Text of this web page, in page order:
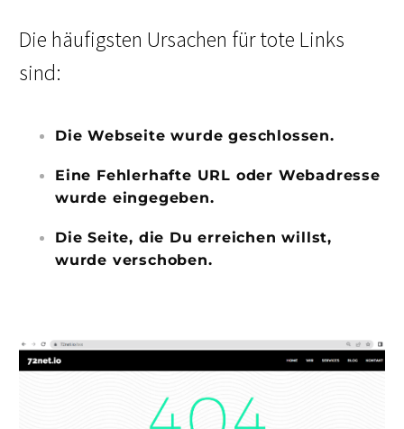
Die häufigsten Ursachen für tote Links
sind:
Die Webseite wurde geschlossen.
Eine Fehlerhafte URL oder Webadresse
wurde eingegeben.
Die Seite, die Du erreichen willst,
wurde verschoben.